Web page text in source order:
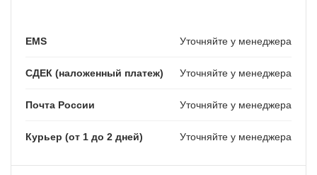
EMS Уточняйте у менеджера
СДЕК (наложенный платеж) Уточняйте у менеджера
Почта России Уточняйте у менеджера
Курьер (от 1 до 2 дней) Уточняйте у менеджера